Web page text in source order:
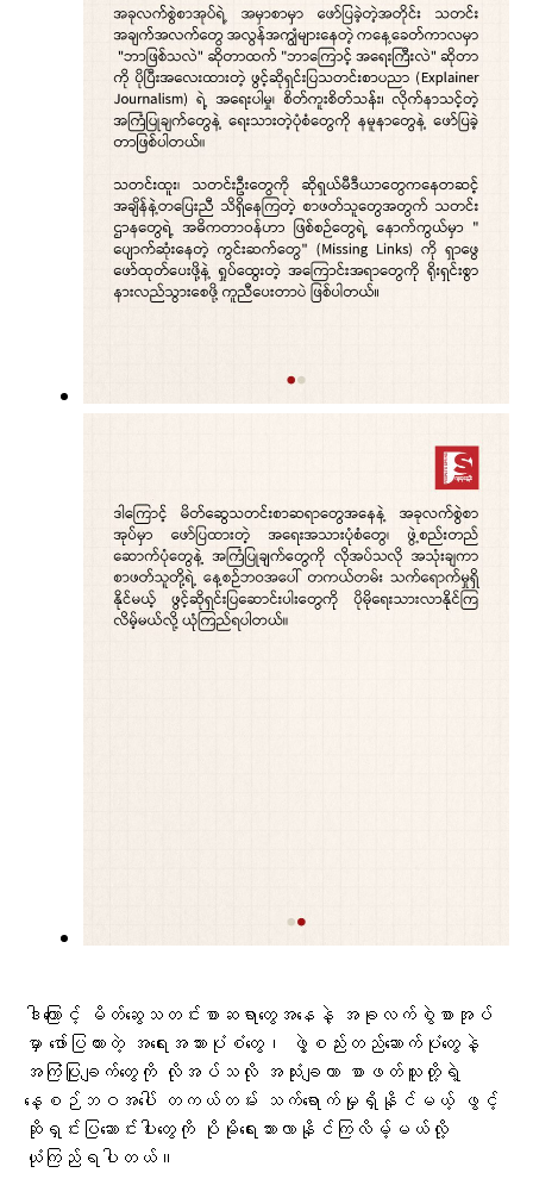
ဒါကြောင့် မိတ်ဆွေသတင်းစာဆရာတွေအနေနဲ့ အခုလက်စွဲစာအုပ်
မှာ ဖော်ပြထားတဲ့ အရေးအသားပုံစံတွေ၊ ဖွဲ့စည်းတည်ဆောက်ပုံတွေနဲ့
အကြံပြုချက်တွေကို လိုအပ်သလို အသုံးချကာ စာဖတ်သူတို့ရဲ့
နေ့စဉ်ဘဝအပေါ် တကယ်တမ်း သက်ရောက်မှုရှိနိုင်မယ့် ဖွင့်
ဆိုရှင်းပြဆောင်းပါးတွေကို ပိုမိုရေးသားလာနိုင်ကြလိမ့်မယ်လို့
ယုံကြည်ရပါတယ်။